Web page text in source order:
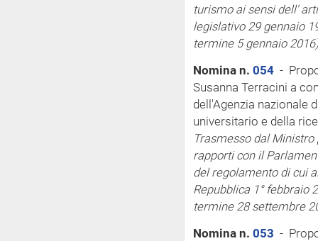
turismoai sensidell'
legislativo 29 gennaio
termine 5 gennaio 2016)
Nomina n. 054 -
Susanna Terracini a
dell'Agenzia nazionale
universitario e della
Trasmesso dal
rapporti con il
del regolamento di cui
Repubblica 1° febbraio
termine 28 settembre
Nomina n. 053 -